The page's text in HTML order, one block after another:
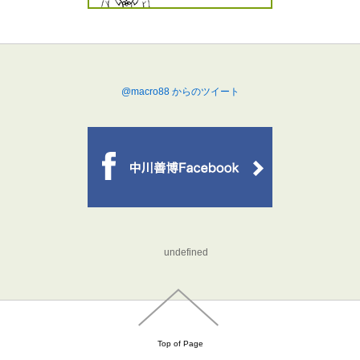
@macro88 からのツイート
undefined
Top of Page